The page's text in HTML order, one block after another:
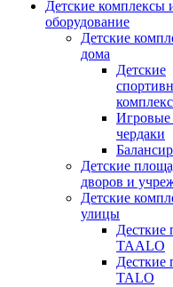
Детские комплексы
оборудование
Детские
дома
Детские
Игровые
чердаки
Детские
дворов и
Детские
улицы
Десткие
TAALO
Десткие
TALO